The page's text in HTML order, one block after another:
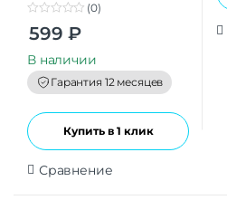
o
t
o
f
5
(0)
599 ₽
В наличии
Гарантия 12 месяцев
Купить в 1 клик
Сравнение